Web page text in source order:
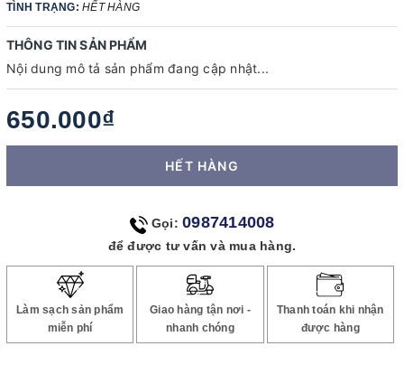
TÌNH TRẠNG: HẾT HÀNG
THÔNG TIN SẢN PHẨM
Nội dung mô tả sản phẩm đang cập nhật...
650.000₫
HẾT HÀNG
Gọi: 0987414008
để được tư vấn và mua hàng.
Làm sạch sản phẩm
miễn phí
Giao hàng tận nơi -
nhanh chóng
Thanh toán khi nhận
được hàng